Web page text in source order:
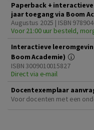
Paperback +
jaar toegang via Boom
Augustus 2025 | ISBN
Voor 21:00 uur besteld,
Interactieve
Boom Academie)
ISBN 3009010015827
Direct via e-mail
Docentexemplaar
Voor docenten met een